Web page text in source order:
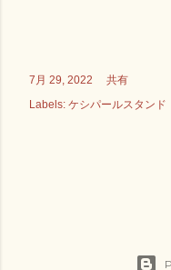
7月 29, 2022 共有
Labels: ケシパールスタンド